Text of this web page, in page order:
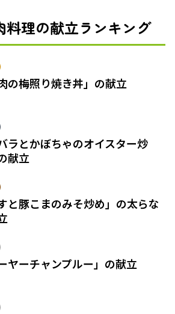
料理の献立ランキング
肉の梅照り焼き丼」の献立
バラとかぼちゃのオイスター炒
献立
すと豚こまのみそ炒め」の太らな
ーヤーチャンプルー」の献立